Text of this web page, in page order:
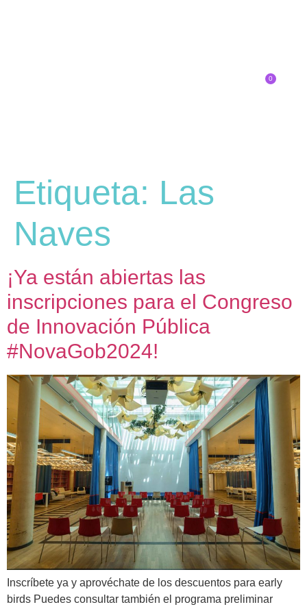
0
Etiqueta: Las
Naves
¡Ya están abiertas las
inscripciones para el Congreso
de Innovación Pública
#NovaGob2024!
Inscríbete ya y aprovéchate de los descuentos para early
birds Puedes consultar también el programa preliminar